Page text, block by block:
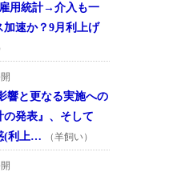
雇用統計→介入も一
速か？9月利上げ
響と更なる実施への
発表』、そして
(利上…
（羊飼い）